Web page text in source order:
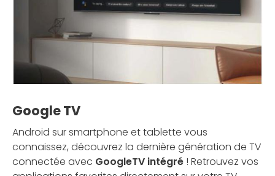
Google TV
Android sur smartphone et tablette vous
connaissez, découvrez la dernière génération de TV
connectée avec GoogleTV intégré ! Retrouvez vos